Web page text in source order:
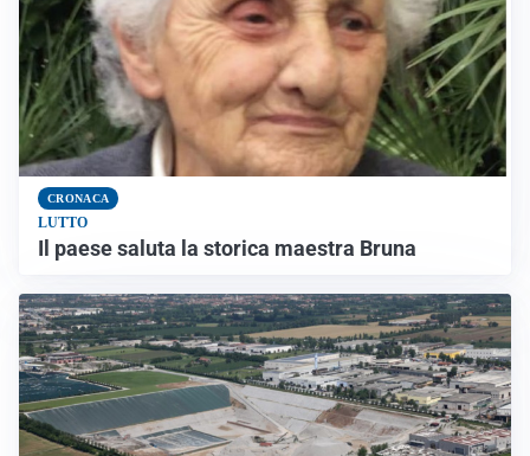
CRONACA
LUTTO
Il paese saluta la storica maestra Bruna